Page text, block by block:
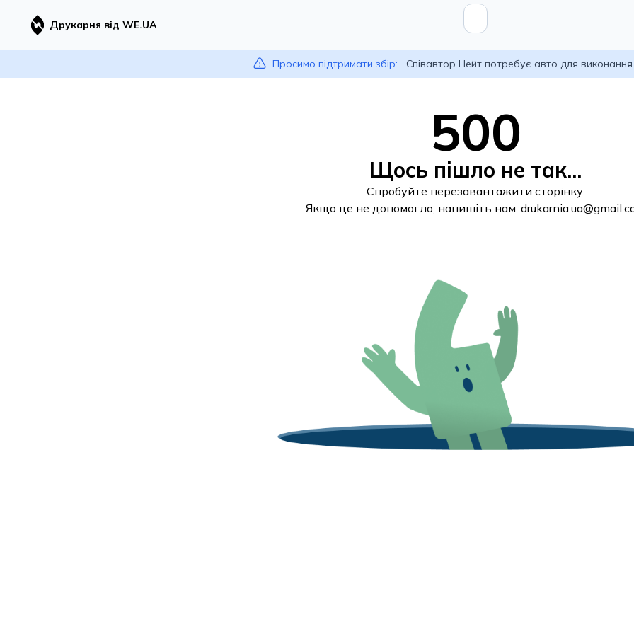
Друкарня від WE.UA
Просимо підтримати збір: Співавтор Нейт потребує авто для
500
Щось пішло не так...
Спробуйте перезавантажити сторінку.
Якщо це не допомогло, напишіть нам: